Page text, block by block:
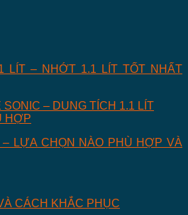
LÍT – NHỚT 1.1 LÍT TỐT NHẤT
LỰA CHỌN NÀO PHÙ HỢP VÀ
CÁCH KHẮC PHỤC